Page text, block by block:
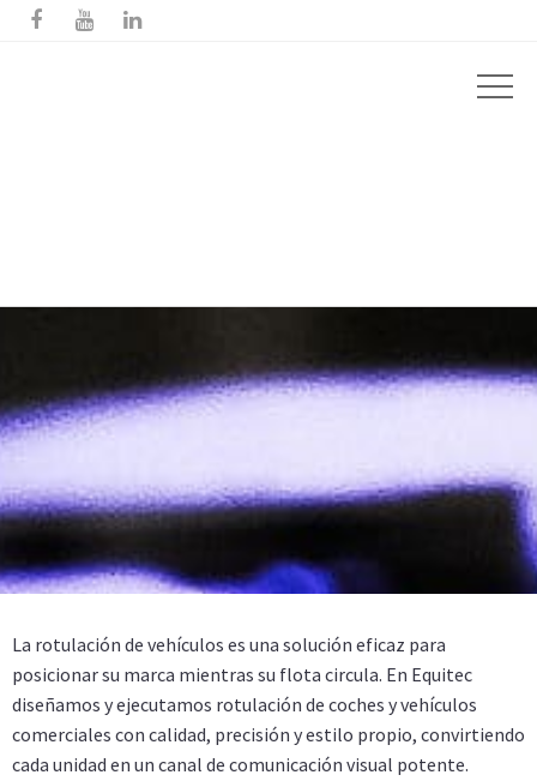
  
La rotulación de vehículos es una solución eficaz para
posicionar su marca mientras su flota circula. En Equitec
diseñamos y ejecutamos rotulación de coches y vehículos
comerciales con calidad, precisión y estilo propio, convirtiendo
cada unidad en un canal de comunicación visual potente.